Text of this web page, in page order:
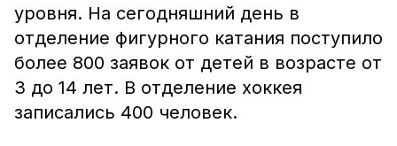
уровня. На сегодняшний день в
отделение фигурного катания поступило
более 800 заявок от детей в возрасте от
3 до 14 лет. В отделение хоккея
записались 400 человек.